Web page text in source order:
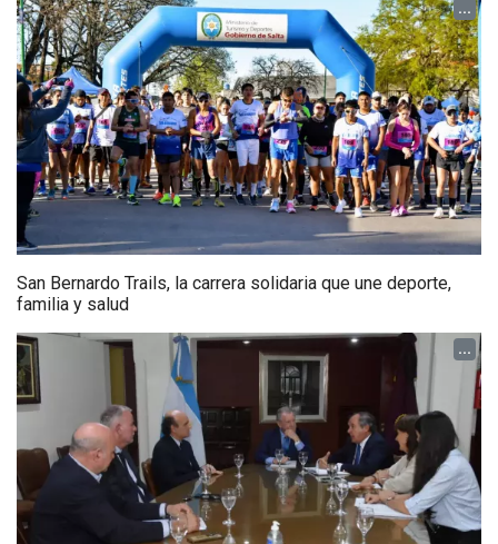
...
San Bernardo Trails, la carrera solidaria que une deporte,
familia y salud
...